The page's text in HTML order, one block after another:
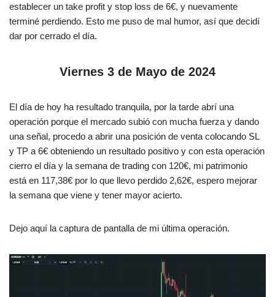
establecer un take profit y stop loss de 6€, y nuevamente
terminé perdiendo. Esto me puso de mal humor, así que decidí
dar por cerrado el día.
Viernes 3 de Mayo de 2024
El día de hoy ha resultado tranquila, por la tarde abrí una
operación porque el mercado subió con mucha fuerza y dando
una señal, procedo a abrir una posición de venta colocando SL
y TP a 6€ obteniendo un resultado positivo y con esta operación
cierro el día y la semana de trading con 120€, mi patrimonio
está en 117,38€ por lo que llevo perdido 2,62€, espero mejorar
la semana que viene y tener mayor acierto.
Dejo aquí la captura de pantalla de mi última operación.